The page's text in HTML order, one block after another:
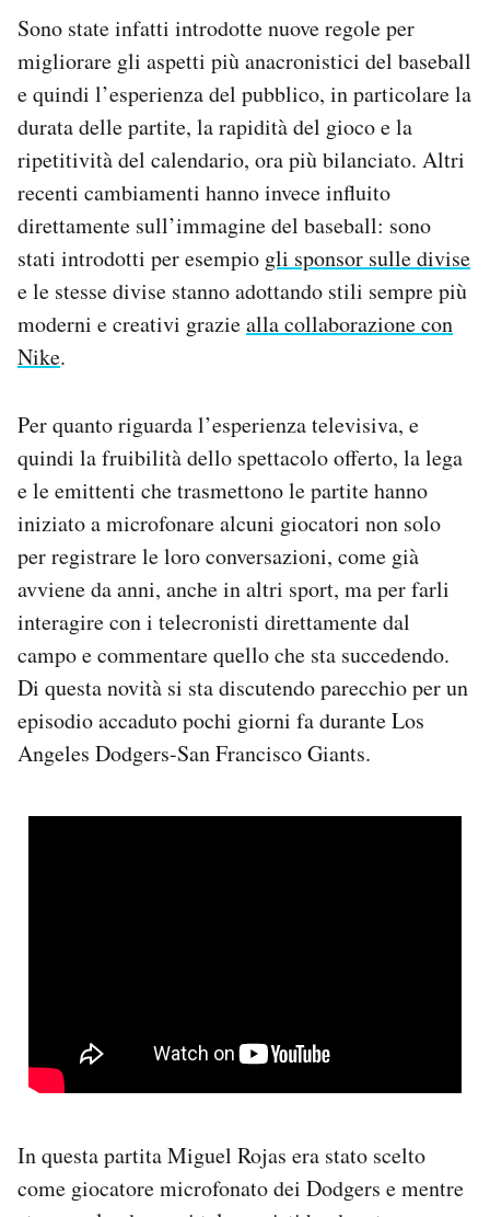
Sono state infatti introdotte nuove regole per
migliorare gli aspetti più anacronistici del baseball
e quindi l’esperienza del pubblico, in particolare la
durata delle partite, la rapidità del gioco e la
ripetitività del calendario, ora più bilanciato. Altri
recenti cambiamenti hanno invece influito
direttamente sull’immagine del baseball: sono
stati introdotti per esempio gli sponsor sulle divise
e le stesse divise stanno adottando stili sempre più
moderni e creativi graziealla collaborazione con
Nike.
Per quanto riguarda l’esperienza televisiva, e
quindi la fruibilità dello spettacolo offerto, la lega
e le emittenti che trasmettono le partite hanno
iniziato a microfonare alcuni giocatori non solo
per registrare le loro conversazioni, come già
avviene da anni, anche in altri sport, ma per farli
interagire con i telecronisti direttamente dal
campo e commentare quello che sta succedendo.
Di questa novità si sta discutendo parecchio per un
episodio accaduto pochi giorni fa durante Los
Angeles Dodgers-San Francisco Giants.
In questa partita Miguel Rojas era stato scelto
come giocatore microfonato dei Dodgers e mentre